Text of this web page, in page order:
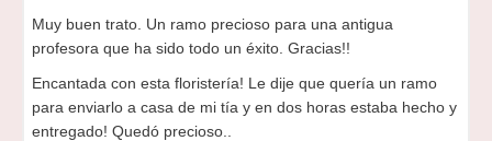
Muy buen trato. Un ramo precioso para una antigua
profesora que ha sido todo un éxito. Gracias!!
Encantada con esta floristería! Le dije que quería un ramo
para enviarlo a casa de mi tía y en dos horas estaba hecho y
entregado! Quedó precioso..